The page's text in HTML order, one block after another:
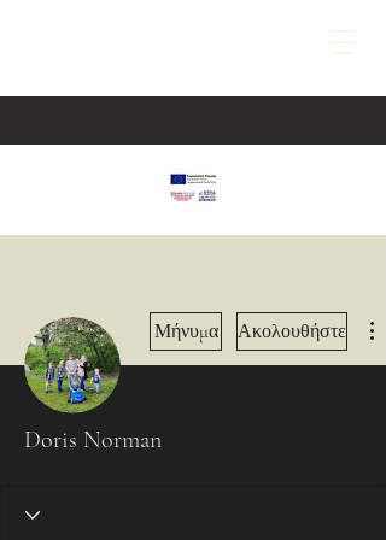
Μήνυμα Ακολουθήστε
Doris Norman